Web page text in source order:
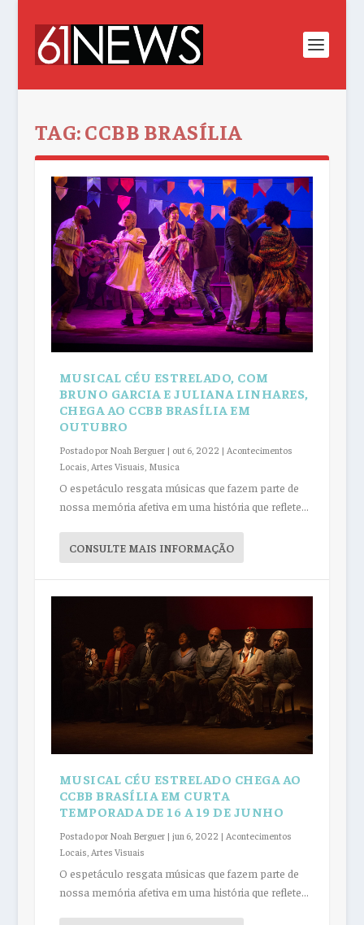
TAG:CCBB BRASÍLIA
MUSICAL CÉU ESTRELADO, COM
BRUNO GARCIA E JULIANA LINHARES,
CHEGA AO CCBB BRASÍLIA EM
OUTUBRO
Postado porNoah Berguer| out 6, 2022 | Acontecimentos
Locais Artes Visuais Musica
O espetáculo resgata músicas que fazem parte de
nossa memória afetiva em uma história que reflete...
CONSULTE MAIS INFORMAÇÃO
MUSICAL CÉU ESTRELADO CHEGA AO
CCBB BRASÍLIA EM CURTA
TEMPORADA DE 16 A 19 DE JUNHO
Postado porNoah Berguer| jun 6, 2022 | Acontecimentos
Locais,Artes Visuais
O espetáculo resgata músicas que fazem parte de
nossa memória afetiva em uma história que reflete...